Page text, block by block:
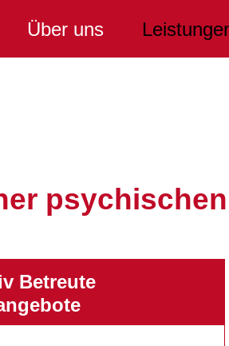
Über uns
Betreute